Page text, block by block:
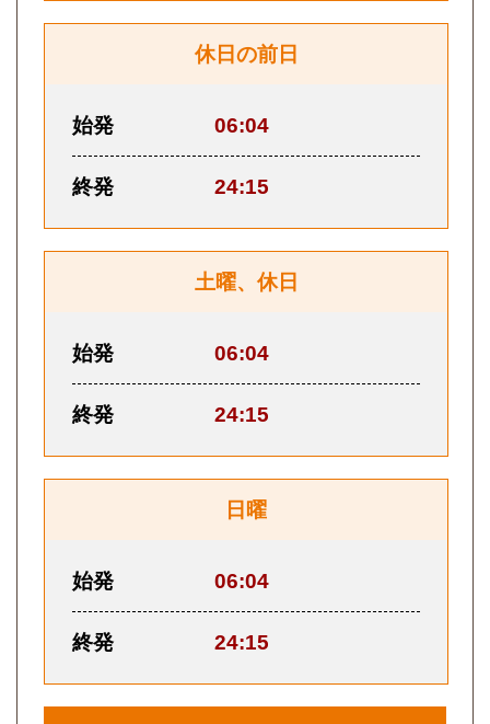
休日の前日
始発 06:04
終発 24:15
土曜、休日
始発 06:04
終発 24:15
日曜
始発 06:04
終発 24:15